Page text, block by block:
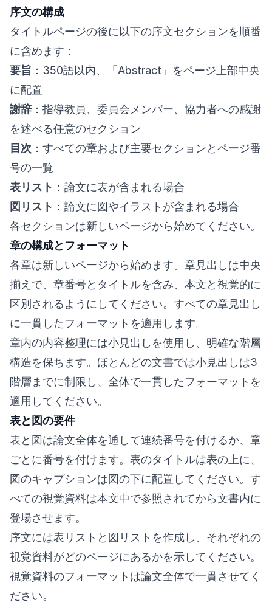
序文の構成
タイトルページの後に以下の序文セクションを順番
に含めます：
要旨 ：350語以内、「Abstract」をページ上部中央
に配置
謝辞 ：指導教員、委員会メンバー、協力者への感謝
を述べる任意のセクション
目次 ：すべての章および主要セクションとページ番
号の一覧
表リスト ：論文に表が含まれる場合
図リスト ：論文に図やイラストが含まれる場合
各セクションは新しいページから始めてください。
章の構成とフォーマット
各章は新しいページから始めます。章見出しは中央
揃えで、章番号とタイトルを含み、本文と視覚的に
区別されるようにしてください。すべての章見出し
に一貫したフォーマットを適用します。
章内の内容整理には小見出しを使用し、明確な階層
構造を保ちます。ほとんどの文書では小見出しは3
階層までに制限し、全体で一貫したフォーマットを
適用してください。
表と図の要件
表と図は論文全体を通して連続番号を付けるか、章
ごとに番号を付けます。表のタイトルは表の上に、
図のキャプションは図の下に配置してください。す
べての視覚資料は本文中で参照されてから文書内に
登場させます。
序文には表リストと図リストを作成し、それぞれの
視覚資料がどのページにあるかを示してください。
視覚資料のフォーマットは論文全体で一貫させてく
ださい。